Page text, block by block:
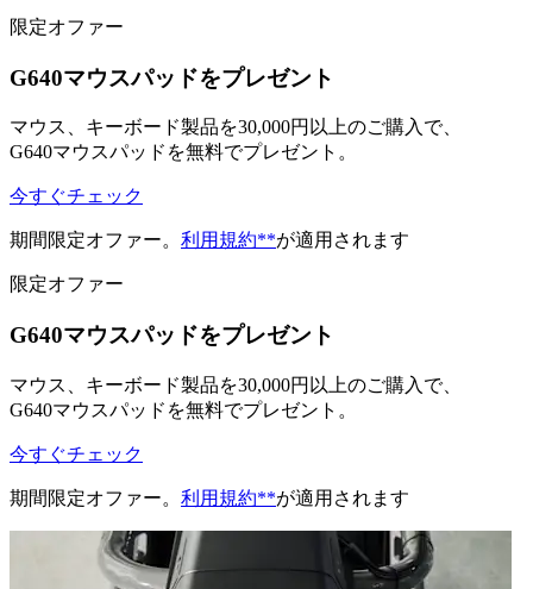
限定オファー
G640マウスパッドをプレゼント
マウス、キーボード製品を30,000円以上のご購入で、
G640マウスパッドを無料でプレゼント。
今すぐチェック
期間限定オファー。 利用規約**が適用されます
限定オファー
G640マウスパッドをプレゼント
マウス、キーボード製品を30,000円以上のご購入で、
G640マウスパッドを無料でプレゼント。
今すぐチェック
期間限定オファー。 利用規約**が適用されます